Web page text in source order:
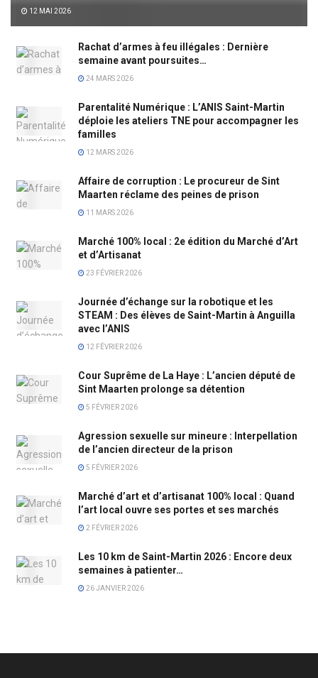
12 MAI 2026
Rachat d’armes à feu illégales : Dernière
semaine avant poursuites…
24 MARS 2026
Parentalité Numérique : L’ANIS Saint-Martin
déploie les ateliers TNE pour accompagner les
familles
12 MARS 2026
Affaire de corruption : Le procureur de Sint
Maarten réclame des peines de prison
11 MARS 2026
Marché 100% local : 2e édition du Marché d’Art
et d’Artisanat
23 FÉVRIER 2026
Journée d’échange sur la robotique et les
STEAM : Des élèves de Saint-Martin à Anguilla
avec l’ANIS
12 FÉVRIER 2026
Cour Suprême de La Haye : L’ancien député de
Sint Maarten prolonge sa détention
5 FÉVRIER 2026
Agression sexuelle sur mineure : Interpellation
de l’ancien directeur de la prison
5 FÉVRIER 2026
Marché d’art et d’artisanat 100% local : Quand
l’art local ouvre ses portes et ses marchés
2 FÉVRIER 2026
Les 10 km de Saint-Martin 2026 : Encore deux
semaines à patienter…
26 JANVIER 2026